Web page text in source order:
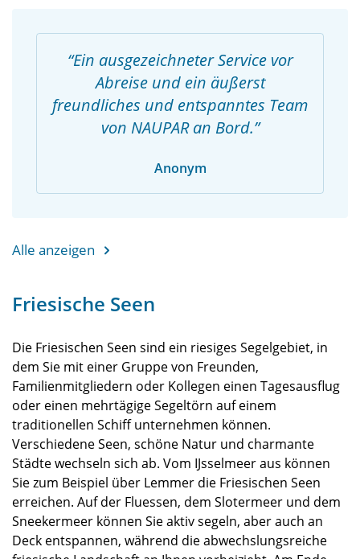
Ein ausgezeichneter Service vor
Abreise und ein äußerst
freundliches und entspanntes Team
von NAUPAR an Bord.
Anonym
Alle anzeigen
Friesische Seen
Die Friesischen Seen sind ein riesiges Segelgebiet, in
dem Sie mit einer Gruppe von Freunden,
Familienmitgliedern oder Kollegen einen Tagesausflug
oder einen mehrtägige Segeltörn auf einem
traditionellen Schiff unternehmen können.
Verschiedene Seen, schöne Natur und charmante
Städte wechseln sich ab. Vom IJsselmeer aus können
Sie zum Beispiel über Lemmer die Friesischen Seen
erreichen. Auf der Fluessen, dem Slotermeer und dem
Sneekermeer können Sie aktiv segeln, aber auch an
Deck entspannen, während die abwechslungsreiche